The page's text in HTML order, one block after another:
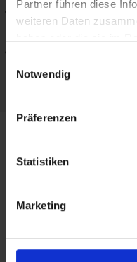
Partner führen diese
weiteren Daten
Notwendig
Präferenzen
Statistiken
Marketing
globale Sales-Pipeline
und Geschäftsvorgänge zu